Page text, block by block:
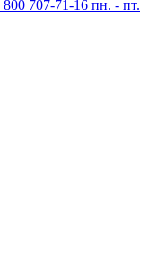
707-71-16 пн. - пт.